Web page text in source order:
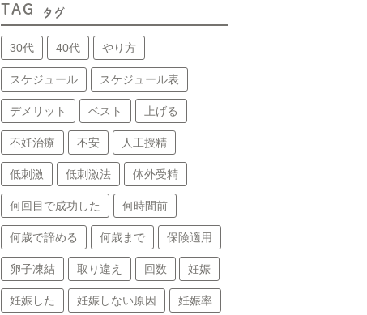
TAG タグ
30代 40代 やり方
スケジュール スケジュール表
デメリット ベスト 上げる
不妊治療 不安 人工授精
低刺激 低刺激法 体外受精
何回目で成功した 何時間前
何歳で諦める 何歳まで 保険適用
卵子凍結 取り違え 回数 妊娠
妊娠した 妊娠しない原因 妊娠率